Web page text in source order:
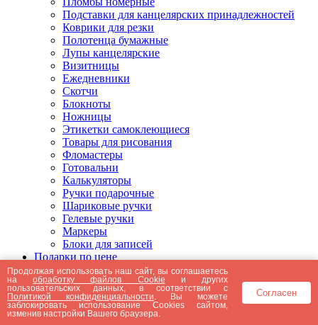
Подставки для канцелярских принадлежностей
Коврики для резки
Полотенца бумажные
Лупы канцелярские
Визитницы
Ежедневники
Скотчи
Блокноты
Ножницы
Этикетки самоклеющиеся
Товары для рисования
Фломастеры
Готовальни
Калькуляторы
Ручки подарочные
Шариковые ручки
Гелевые ручки
Маркеры
Блоки для записей
Подарки по цене
Подарки от 5000 рублей
Подарки до 5000 рублей
Подарки до 3000 рублей
Подарки до 2000 рублей
Подарки до 1000 рублей
Продолжая использовать наш сайт, вы соглашаетесь
наобработку файлов Cookie и других
пользовательских данных, в соответствии с
Политикой конфиденциальности . Вы можете
заблокировать использование Cookies сайтом,
изменив настройки Вашего браузера.
Согласен